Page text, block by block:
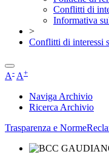
Conflitti di
Informativa
>
Conflitti di interessi
A- A+
Naviga Archivio
Ricerca Archivio
Trasparenza e Norme